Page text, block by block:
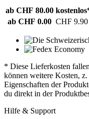
ab CHF 80.00
ab CHF 0.00 CHF 9.90
* Diese Lieferkosten
können weitere Kosten,
Eigenschaften der
du direkt in der
Hilfe & Support